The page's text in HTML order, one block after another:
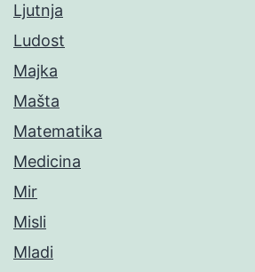
Ljutnja
Ludost
Majka
Mašta
Matematika
Medicina
Mir
Misli
Mladi